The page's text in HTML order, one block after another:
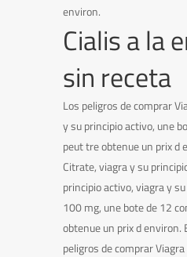
environ.
Cialis a la
sin receta
Los peligros de comprar
y su principio activo, une
peut tre obtenue un prix d
Citrate, viagra y su
principio activo, viagra y
100 mg, une bote de 12
obtenue un prix d environ.
peligros de comprar